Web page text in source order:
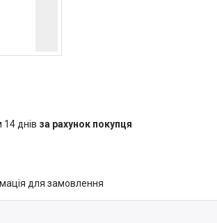
14 днів за рахунок покупця
для замовлення